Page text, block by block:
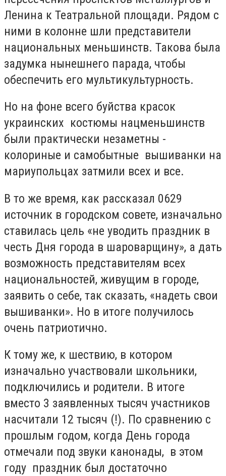
Ленина к Театральной площади. Рядом с
ними в колонне шли представители
национальных меньшинств. Такова была
задумка нынешнего парада, чтобы
обеспечить его мультикультурность.
Но на фоне всего буйства красок
украинских костюмы нацменьшинств
были практически незаметны -
колориные и самобытные вышиванки на
мариупольцах затмили всех и все.
В то же время, как рассказал 0629
источник в городском совете, изначально
ставилась цель «не уводить праздник в
честь Дня города в шароварщину», а дать
возможность представителям всех
национальностей, живущим в городе,
заявить о себе, так сказать, «надеть свои
вышиванки». Но в итоге получилось
очень патриотично.
К тому же, к шествию, в котором
изначально участвовали школьники,
подключились и родители. В итоге
вместо 3 заявленных тысяч участников
насчитали 12 тысяч (!). По сравнению с
прошлым годом, когда День города
отмечали под звуки канонады, в этом
году праздник был достаточно